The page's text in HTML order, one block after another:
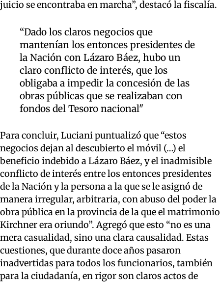
juicio se encontraba en marcha”, destacó la fiscalía.
“Dado los claros negocios que
mantenían los entonces presidentes de
la Nación con Lázaro Báez, hubo un
claro conflicto de interés, que los
obligaba a impedir la concesión de las
obras públicas que se realizaban con
fondos del Tesoro nacional"
Para concluir, Lucianipuntualizó que “estos
negocios dejan al descubierto el móvil (…) el
beneficio indebido a Lázaro Báez, y el inadmisible
conflicto de interés entre los entonces presidentes
de la Nación y la persona a la que se leasignó de
manerairregular, arbitraria, con abuso del poder la
obra pública en la provincia de la que el matrimonio
Kirchner era oriundo”. Agregó que esto “no es una
mera casualidad, sino una clara causalidad. Estas
cuestiones, que durante doce años pasaron
inadvertidas para todos los funcionarios, también
para la ciudadanía, en rigor son claros actos de